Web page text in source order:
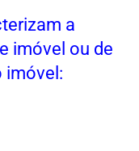
a
imóvel ou de
imóvel: